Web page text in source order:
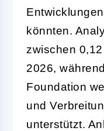
könnten.
zwischen
2026,
Foundation
und
unterstützt.